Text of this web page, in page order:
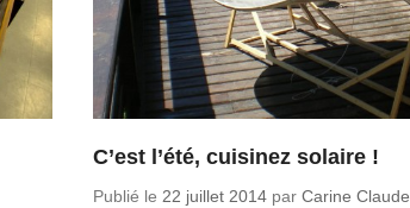
C’est l’été, cuisinez solaire !
Publié le22 juillet 2014 parCarine Claude